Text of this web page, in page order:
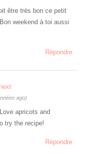
être très bon ce petit
weekend à toi aussi
Répondre
ago)
apricots and
try the recipe!
Répondre